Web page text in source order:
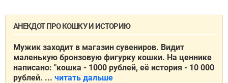
АНЕКДОТ ПРО КОШКУ И ИСТОРИЮ
Мужик заходит в магазин сувениров. Видит
маленькую бронзовую фигурку кошки. На ценнике
написано: "кошка - 1000 рублей, её история - 10 000
рублей. ... читать дальше